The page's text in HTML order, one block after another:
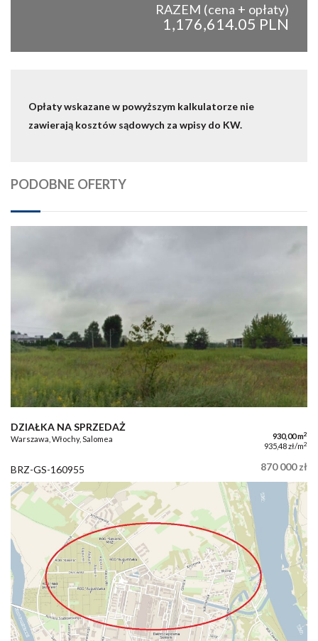
RAZEM (cena + opłaty)
1,176,614.05 PLN
Opłaty wskazane w powyższym kalkulatorze nie
zawierają kosztów sądowych za wpisy do KW.
PODOBNE OFERTY
DZIAŁKA NA SPRZEDAŻ
Warszawa, Włochy, Salomea 930,00 m2
935,48 zł/m2
BRZ-GS-160955 870 000 zł